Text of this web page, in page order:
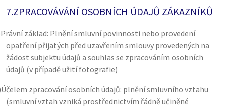
7.ZPRACOVÁVÁNÍ OSOBNÍCH ÚDAJŮ ZÁKAZNÍKŮ
Právní základ: Plnění smluvní povinnosti nebo provedení
opatření přijatých před uzavřením smlouvy provedených na
žádost subjektu údajů a souhlas se zpracováním osobních
údajů (v případě užití fotografie)
Účelem zpracování osobních údajů: plnění smluvního vztahu
(smluvní vztah vzniká prostřednictvím řádně učiněné